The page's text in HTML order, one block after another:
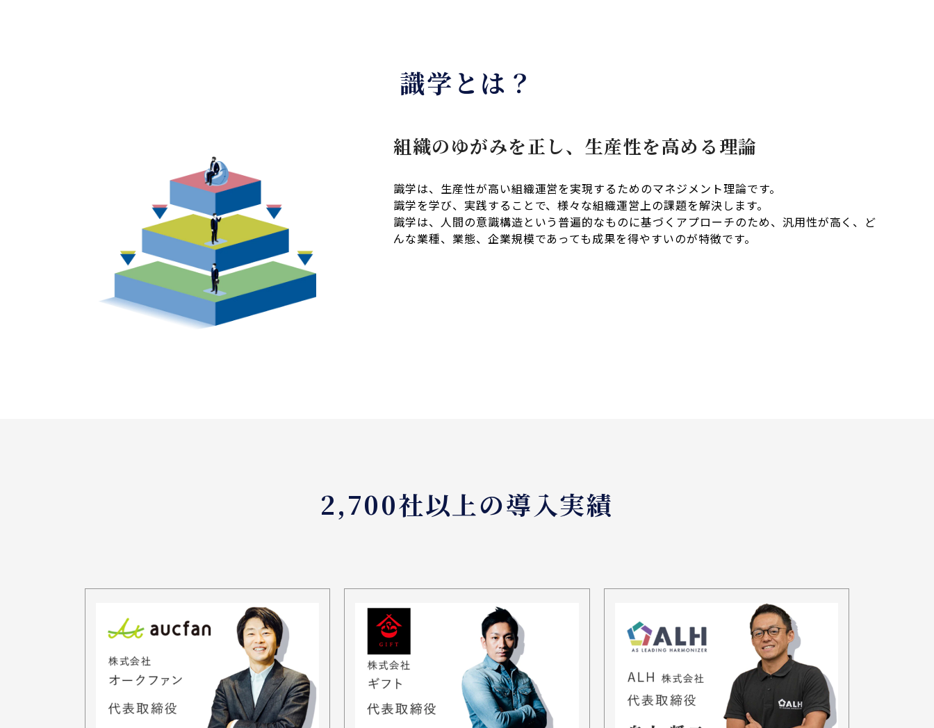
識学とは？
組織のゆがみを正し、生産性を高める理論
識学は、生産性が高い組織運営を実現するためのマネジメント理論です。
識学を学び、実践することで、様々な組織運営上の課題を解決します。
識学は、人間の意識構造という普遍的なものに基づくアプローチのため、汎用性が高く、ど
んな業種、業態、企業規模であっても成果を得やすいのが特徴です。
2,700社以上の導入実績